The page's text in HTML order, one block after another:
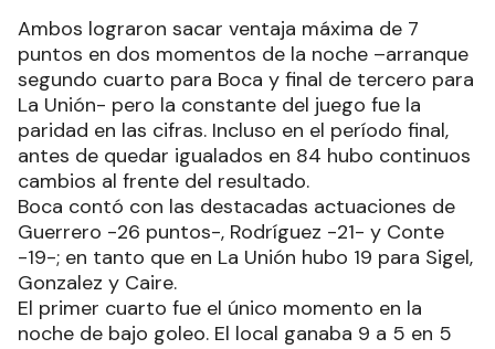
Ambos lograron sacar ventaja máxima de 7
puntos en dos momentos de la noche –arranque
segundo cuarto para Boca y final de tercero para
La Unión- pero la constante del juego fue la
paridad en las cifras. Incluso en el período final,
antes de quedar igualados en 84 hubo continuos
cambios al frente del resultado.
Boca contó con las destacadas actuaciones de
Guerrero -26 puntos-, Rodríguez -21- y Conte
-19-; en tanto que en La Unión hubo 19 para Sigel,
Gonzalez y Caire.
El primer cuarto fue el único momento en la
noche de bajo goleo. El local ganaba 9 a 5 en 5